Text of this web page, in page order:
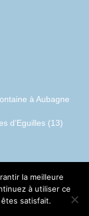
à Aubagne
d’Eguilles (13)
la meilleure
à utiliser ce
satisfait.